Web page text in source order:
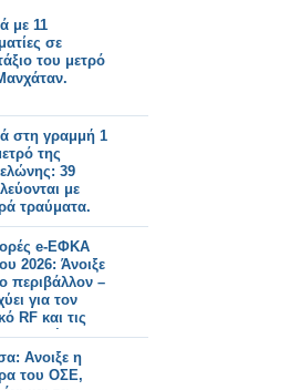
με 11
σε
του μετρό
στη γραμμή 1
της
39
με
τραύματα.
e-ΕΦΚΑ
2026: Άνοιξε
περιβάλλον –
για τον
RF και τις
εντολές
Ανοιξε η
του ΟΣΕ,